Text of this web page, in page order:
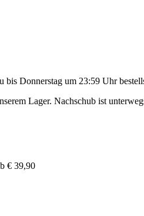
bis Donnerstag um 23:59 Uhr
Lager. Nachschub ist
€ 39,90